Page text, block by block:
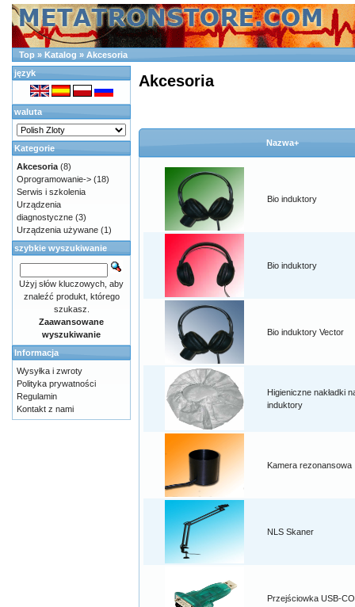
Top » Katalog » Akcesoria
Akcesoria
Nazwa+
Bio induktory
Bio induktory
Bio induktory Vector
Higieniczne nakładki
induktory
Kamera rezonansowa
NLS Skaner
Przejściowka USB-
język
waluta
Kategorie
Akcesoria (8)
Oprogramowanie-> (18)
Serwis i szkolenia
Urządzenia
diagnostyczne (3)
Urządzenia używane (1)
szybkie wyszukiwanie
Użyj słów kluczowych, aby
znaleźć produkt, którego
szukasz.
Zaawansowane
wyszukiwanie
Informacja
Wysyłka i zwroty
Polityka prywatności
Regulamin
Kontakt z nami